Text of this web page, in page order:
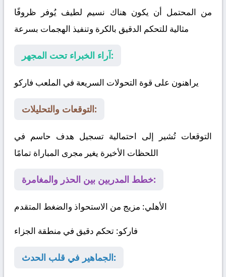
من المحتمل أن يكون هناك نسيم لطيف يُوفر ظروفًا
مثالية للتحكم الدقيق بالكرة وتنفيذ الهجمات بسرعة
آراء الخبراء تحت المجهر:
يراهنون على قوة التحولات السريعة في الملعب فاركو
التوقعات والتحليلات:
التوقعات تُشير إلى احتمالية تسجيل هدف حاسم في
اللحظات الأخيرة يغير مجرى المباراة تمامًا
خطط المدربين بين الحذر والمغامرة:
الأهلي: مزيج من الاستحواذ والضغط المتقدم
فاركو: تحكم دقيق في منطقة الجزاء
الجماهير في قلب الحدث: